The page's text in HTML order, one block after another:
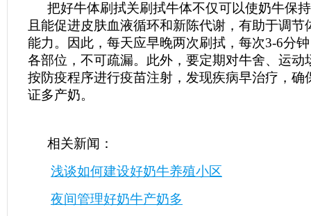
把好牛体刷拭关刷拭牛体不仅可以使奶牛保
且能促进皮肤血液循环和新陈代谢，有助于调节
能力。因此，每天应早晚两次刷拭，每次3-6分
各部位，不可疏漏。此外，要定期对牛舍、运动
按防疫程序进行疫苗注射，发现疾病早治疗，确
证多产奶。
相关新闻：
浅谈如何建设好奶牛养殖小区
夜间管理好奶牛产奶多